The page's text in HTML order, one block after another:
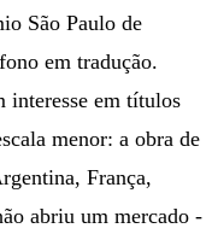
São Paulo de
em tradução.
interesse em títulos
menor: a obra de
França,
abriu um mercado -